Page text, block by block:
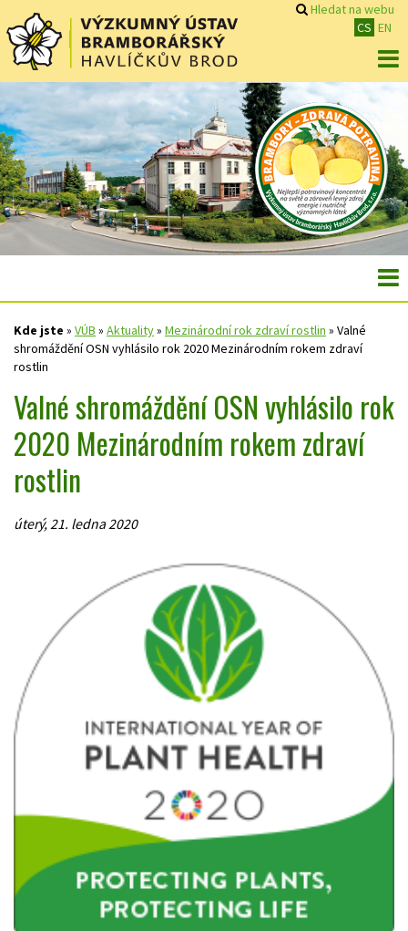
Hledat na webu
CS EN
Kde jste » VÚB » Aktuality» Mezinárodní rok zdraví rostlin » Valné
shromáždění OSN vyhlásilo rok 2020 Mezinárodním rokem zdraví
rostlin
Valné shromáždění OSN vyhlásilo rok
2020 Mezinárodním rokem zdraví
rostlin
úterý, 21. ledna 2020